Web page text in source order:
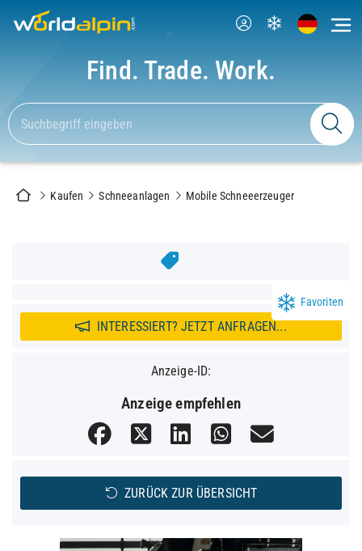
Find. Trade. Work.
Kaufen Schneeanlagen Mobile Schneeerzeuger
Favoriten
INTERESSIERT? JETZT ANFRAGEN...
Anzeige-ID:
Anzeige empfehlen
ZURÜCK ZUR ÜBERSICHT